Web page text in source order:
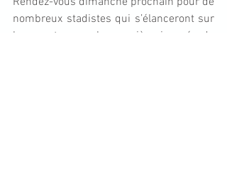
nombreux stadistes qui s’élanceront sur
les courts pour la première journée de